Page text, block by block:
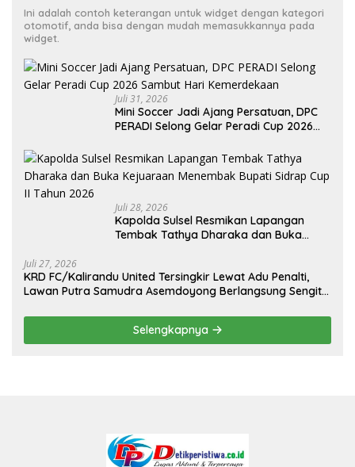
Ini adalah contoh keterangan untuk widget dengan kategori
otomotif, anda bisa dengan mudah memasukkannya pada
widget.
Juli 31, 2026
Mini Soccer Jadi Ajang Persatuan, DPC
PERADI Selong Gelar Peradi Cup 2026
Juli 28, 2026
Kapolda Sulsel Resmikan Lapangan
Tembak Tathya Dharaka dan Buka
Juli 27, 2026
KRD FC/Kalirandu United Tersingkir Lewat Adu Penalti,
Lawan Putra Samudra Asemdoyong Berlangsung Sengit
Selengkapnya